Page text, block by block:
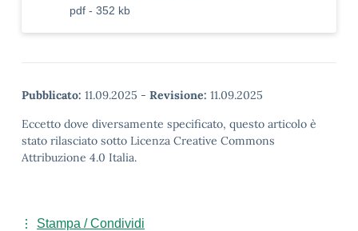
pdf - 352 kb
Pubblicato: 11.09.2025 - Revisione: 11.09.2025
Eccetto dove diversamente specificato, questo articolo è
stato rilasciato sotto Licenza Creative Commons
Attribuzione 4.0 Italia.
Stampa / Condividi